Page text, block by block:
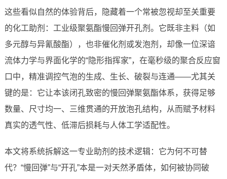
这些看似自然的体验背后，隐藏着一个常被忽视却至关重要
的化工助剂：工业级聚氨酯慢回弹开孔剂。它既非主料（如
多元醇与异氰酸酯），也非催化剂或发泡剂，却像一位深谙
流体力学与界面化学的“隐形指挥家”，在毫秒级的聚合反应窗
口中，精准调控气泡的生成、生长、破裂与连通——尤其关
键的是：它让本该闭孔致密的慢回弹聚氨酯体系，获得足够
数量、尺寸均一、三维贯通的开放泡孔结构，从而赋予材料
真实的透气性、低滞后损耗与人体工学适配性。
本文将系统拆解这一专业助剂的技术逻辑：它为何不可替
代？“慢回弹”与“开孔”本是一对天然矛盾体，如何被协同破